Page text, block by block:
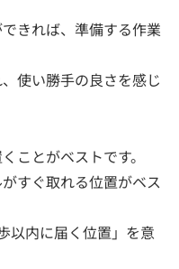
きれば、準備する作業
使い勝手の良さを感じ
ことがベストです。
すぐ取れる位置がベス
以内に届く位置」を意